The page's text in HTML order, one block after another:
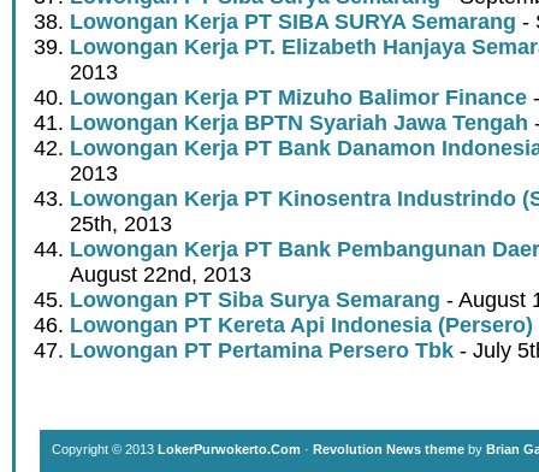
Lowongan Kerja PT SIBA SURYA Semarang -
Lowongan Kerja PT. Elizabeth Hanjaya
2013
Lowongan Kerja PT Mizuho Balimor Finance
Lowongan Kerja BPTN Syariah Jawa Tengah
Lowongan Kerja PT Bank Danamon
2013
Lowongan Kerja PT Kinosentra Industrindo
25th, 2013
Lowongan Kerja PT Bank Pembangunan
August 22nd, 2013
Lowongan PT Siba Surya Semarang - August
Lowongan PT Kereta Api Indonesia (Persero)
Lowongan PT Pertamina Persero Tbk - July
Copyright © 2013 LokerPurwokerto.Com · Revolution News theme by Brian